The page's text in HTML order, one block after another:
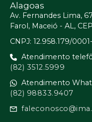
Alagoas
Av. Fernandes Lima,
Farol, Maceió - AL,
CNPJ: 12.958.179/
Atendimento
(82) 3512.5999
Atendimento
(82) 98833.9407